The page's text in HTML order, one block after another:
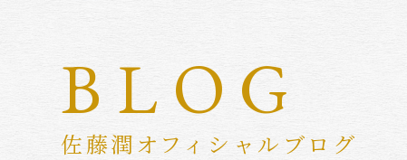
BLOG
佐藤潤オフィシャルブログ